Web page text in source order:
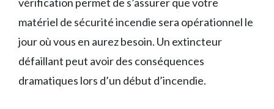
matériel de sécurité incendie sera opérationnel le
jour où vous en aurez besoin. Un extincteur
défaillant peut avoir des conséquences
dramatiques lors d’un début d’incendie.